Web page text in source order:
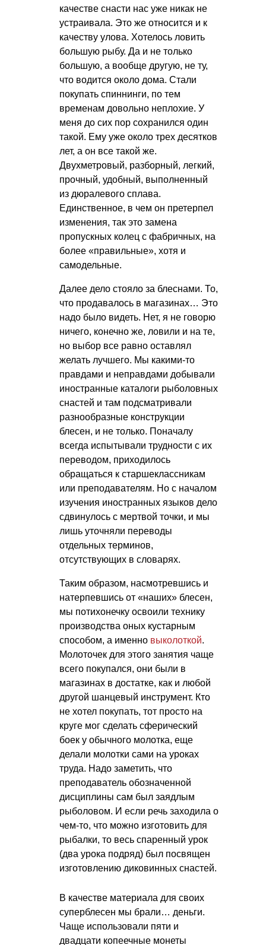
качестве снасти нас уже никак не
устраивала. Это же относится и к
качеству улова. Хотелось ловить
большую рыбу. Да и не только
большую, а вообще другую, не ту,
что водится около дома. Стали
покупать спиннинги, по тем
временам довольно неплохие. У
меня до сих пор сохранился один
такой. Ему уже около трех десятков
лет, а он все такой же.
Двухметровый, разборный, легкий,
прочный, удобный, выполненный
из дюралевого сплава.
Единственное, в чем он претерпел
изменения, так это замена
пропускных колец с фабричных, на
более «правильные», хотя и
самодельные.
Далее дело стояло за блеснами. То,
что продавалось в магазинах… Это
надо было видеть. Нет, я не говорю
ничего, конечно же, ловили и на те,
но выбор все равно оставлял
желать лучшего. Мы какими-то
правдами и неправдами добывали
иностранные каталоги рыболовных
снастей и там подсматривали
разнообразные конструкции
блесен, и не только. Поначалу
всегда испытывали трудности с их
переводом, приходилось
обращаться к старшеклассникам
или преподавателям. Но с началом
изучения иностранных языков дело
сдвинулось с мертвой точки, и мы
лишь уточняли переводы
отдельных терминов,
отсутствующих в словарях.
Таким образом, насмотревшись и
натерпевшись от «наших» блесен,
мы потихонечку освоили технику
производства оных кустарным
способом, а именно выколоткой.
Молоточек для этого занятия чаще
всего покупался, они были в
магазинах в достатке, как и любой
другой шанцевый инструмент. Кто
не хотел покупать, тот просто на
круге мог сделать сферический
боек у обычного молотка, еще
делали молотки сами на уроках
труда. Надо заметить, что
преподаватель обозначенной
дисциплины сам был заядлым
рыболовом. И если речь заходила о
чем-то, что можно изготовить для
рыбалки, то весь спаренный урок
(два урока подряд) был посвящен
изготовлению диковинных снастей.
В качестве материала для своих
суперблесен мы брали… деньги.
Чаще использовали пяти и
двадцати копеечные монеты